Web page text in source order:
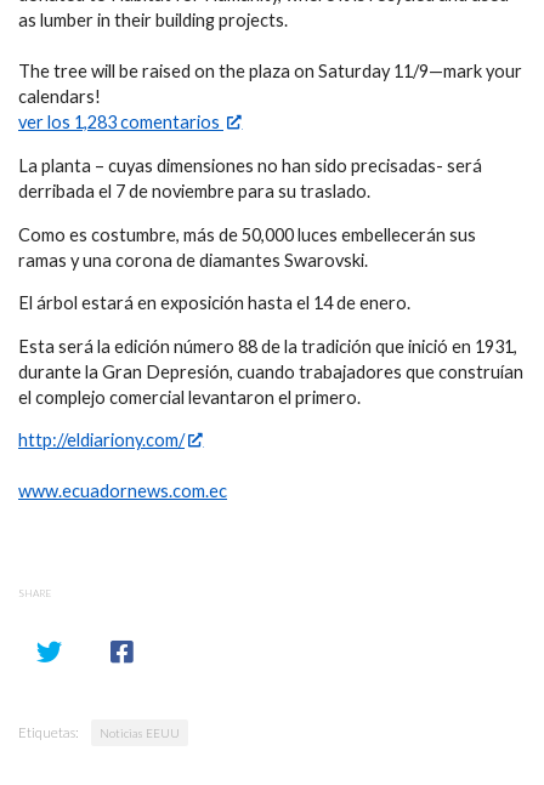
as lumber in their building projects.⁣
The tree will be raised on the plaza on Saturday 11/9—mark your
calendars!
ver los 1,283 comentarios
La planta – cuyas dimensiones no han sido precisadas- será
derribada el 7 de noviembre para su traslado.
Como es costumbre, más de 50,000 luces embellecerán sus
ramas y una corona de diamantes Swarovski.
El árbol estará en exposición hasta el 14 de enero.
Esta será la edición número 88 de la tradición que inició en 1931,
durante la Gran Depresión, cuando trabajadores que construían
el complejo comercial levantaron el primero.
http://eldiariony.com/
www.ecuadornews.com.ec
SHARE
Etiquetas: Noticias EEUU